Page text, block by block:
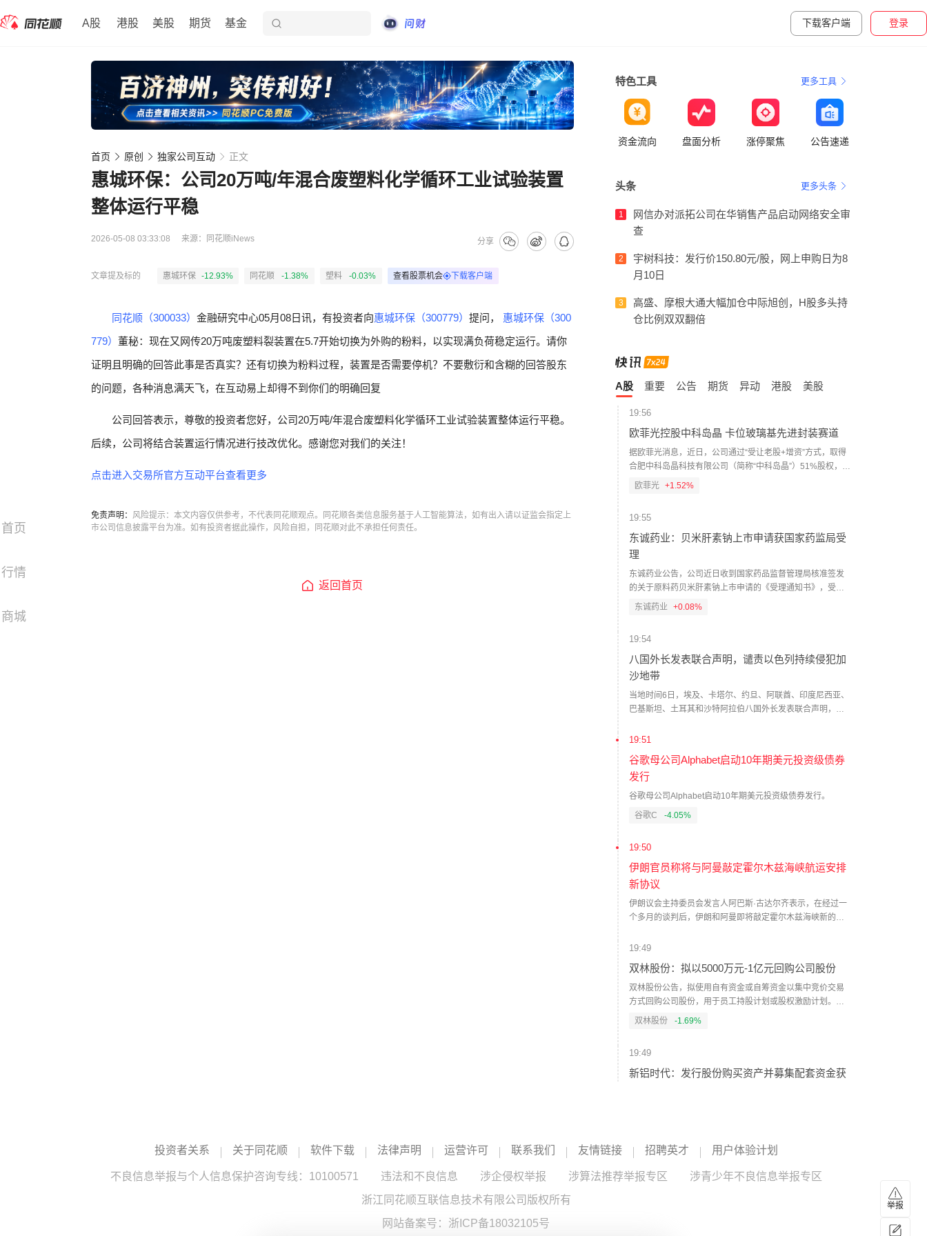
A股 港股 美股 期货 基金 下载客户端 登录
首页
行情
商城
首页 原创 独家公司互动 正文
惠城环保：公司20万吨/年混合废塑料化学循环工业试验装置
整体运行平稳
2026-05-08 03:33:08 来源： 同花顺iNews 分享
文章提及标的 惠城环保 -12.93% 同花顺 -1.38% 塑料 -0.03% 查看股票机会 下载客户端
同花顺（300033） 金融研究中心05月08日讯，有投资者向惠城环保（300779） 提问， 惠城环保（300
779） 董秘：现在又网传20万吨废塑料裂装置在5.7开始切换为外购的粉料，以实现满负荷稳定运行。请你
证明且明确的回答此事是否真实？还有切换为粉料过程，装置是否需要停机？不要敷衍和含糊的回答股东
的问题，各种消息满天飞，在互动易上却得不到你们的明确回复
公司回答表示，尊敬的投资者您好，公司20万吨/年混合废塑料化学循环工业试验装置整体运行平稳。
后续，公司将结合装置运行情况进行技改优化。感谢您对我们的关注！
点击进入交易所官方互动平台查看更多
免责声明： 风险提示：本文内容仅供参考，不代表同花顺观点。同花顺各类信息服务基于人工智能算法，如有出入请以证监会指定上
市公司信息披露平台为准。如有投资者据此操作，风险自担，同花顺对此不承担任何责任。
返回首页
特色工具 更多工具
资金流向 盘面分析 涨停聚焦 公告速递
头条 更多头条
1
网信办对派拓公司在华销售产品启动网络安全审
查
2
宇树科技：发行价150.80元/股，网上申购日为8
月10日
3
高盛、摩根大通大幅加仓中际旭创，H股多头持
仓比例双双翻倍
A股 重要 公告 期货 异动 港股 美股
19:56
欧菲光控股中科岛晶 卡位玻璃基先进封装赛道
据欧菲光消息，近日，公司通过“受让老股+增资”方式，取得
合肥中科岛晶科技有限公司（简称“中科岛晶”）51%股权，成
为中科岛晶的控股股东。欧菲光表示，这是公司继6月设立机
年，公司依托中国科学院智能机械研究所智能微系统实验室
的科研积淀，核心团队由中科院博士后及资深研究人员组
成，在玻璃基先进封装领域深耕近十年，积累了从核心工艺
验。
欧菲光 +1.52%
19:55
东诚药业：贝米肝素钠上市申请获国家药监局受
理
东诚药业公告，公司近日收到国家药品监督管理局核准签发
的关于原料药贝米肝素钠上市申请的《受理通知书》，受理
号为CYHS2660516。贝米肝素钠为一种超低分子肝素，已在
响，公司将积极推进后续进程。
东诚药业 +0.08%
19:54
八国外长发表联合声明，谴责以色列持续侵犯加
沙地带
当地时间6日，埃及、卡塔尔、约旦、阿联酋、印度尼西亚、
巴基斯坦、土耳其和沙特阿拉伯八国外长发表联合声明，谴
色列在加沙地带持续的侵犯行为，特别是针对医疗设施以及
行为明显违反了其在国际法和结束加沙冲突全面计划下的义
务，或将破坏政治进程，重新引发冲突升级，并加剧加沙地
带的人道主义灾难。（澎湃新闻）
19:51
谷歌母公司Alphabet启动10年期美元投资级债券
发行
谷歌母公司Alphabet启动10年期美元投资级债券发行。
谷歌C
-4.05%
19:50
伊朗官员称将与阿曼敲定霍尔木兹海峡航运安排
新协议
伊朗议会主持委员会发言人阿巴斯·古达尔齐表示，在经过一
个多月的谈判后，伊朗和阿曼即将敲定霍尔木兹海峡新的航
整。此外，古达尔齐表示还表示，谈判仅在伊朗和阿曼之间
19:49
双林股份：拟以5000万元-1亿元回购公司股份
双林股份公告，拟使用自有资金或自筹资金以集中竞价交易
方式回购公司股份，用于员工持股计划或股权激励计划。本
次回购资金总额不低于人民币5000万元（含）且不超过人民
的比例约为0.25%至0.49%。回购期限为自董事会审议通过之
日起不超过12个月。
双林股份 -1.69%
19:49
新铝时代：发行股份购买资产并募集配套资金获
份购买相关资产，并同意募集配套资金不超过7.87亿元。
新铝时代 --
19:46
投资者关系 关于同花顺 软件下载 法律声明 运营许可 联系我们 友情链接 招聘英才 用户体验计划
不良信息举报与个人信息保护咨询专线：10100571 违法和不良信息 涉企侵权举报 涉算法推荐举报专区
涉青少年不良信息举报专区
浙江同花顺互联信息技术有限公司版权所有
网站备案号： 浙ICP备18032105号
举报